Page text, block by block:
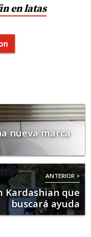
en latas
nueva marca
ANTERIOR >
Kardashian que
buscará ayuda